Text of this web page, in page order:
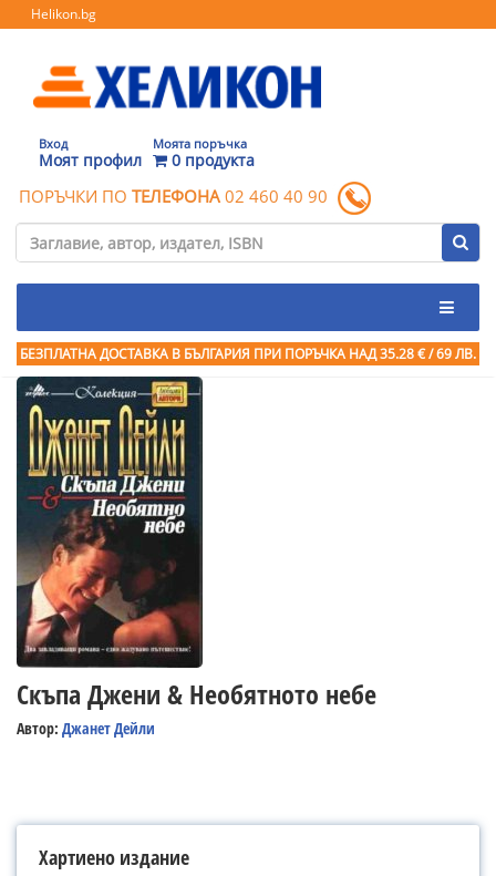
Helikon.bg
Вход
Моят профил
Моята поръчка
0 продукта
ПОРЪЧКИ ПО ТЕЛЕФОНА 02 460 40 90
БЕЗПЛАТНА ДОСТАВКА В БЪЛГАРИЯ ПРИ ПОРЪЧКА НАД 35.28 € / 69 ЛВ.
Скъпа Джени & Необятното небе
Автор: Джанет Дейли
Хартиено издание